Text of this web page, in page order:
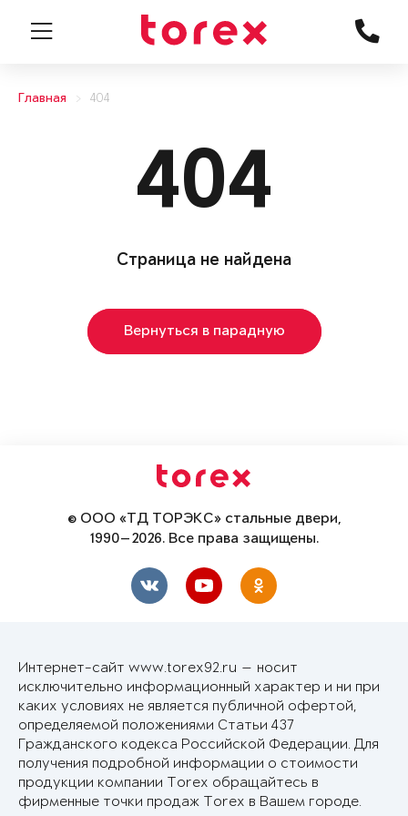
Главная 404
404
Страница не найдена
Вернуться в парадную
© ООО «ТД ТОРЭКС» стальные двери,
1990—2026. Все права защищены.
Интернет-сайт www.torex92.ru — носит
исключительно информационный характер и ни при
каких условиях не является публичной офертой,
определяемой положениями Статьи 437
Гражданского кодекса Российской Федерации. Для
получения подробной информации о стоимости
продукции компании Torex обращайтесь в
фирменные точки продаж Torex в Вашем городе.